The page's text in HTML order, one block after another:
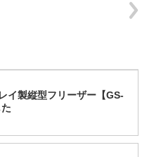
イ製縦型フリーザー【GS-